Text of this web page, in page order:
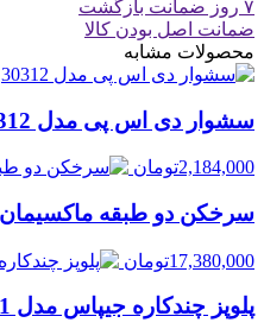
۷ روز ضمانت بازگشت
ضمانت اصل بودن کالا
محصولات مشابه
سشوار دی اس پی مدل 30312
2,184,000تومان
سرخکن دو طبقه ماکسیمان
17,380,000تومان
پلوپز چندکاره جیپاس مدل GMC35051